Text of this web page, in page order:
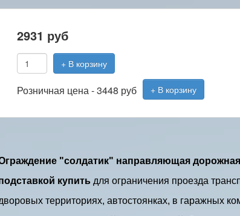
2931 руб
+ В корзину
Розничная цена -3448 руб + В корзину
"солдатик" направляющая
купить для ограничения проезда
территориях, автостоянках, в гаражных